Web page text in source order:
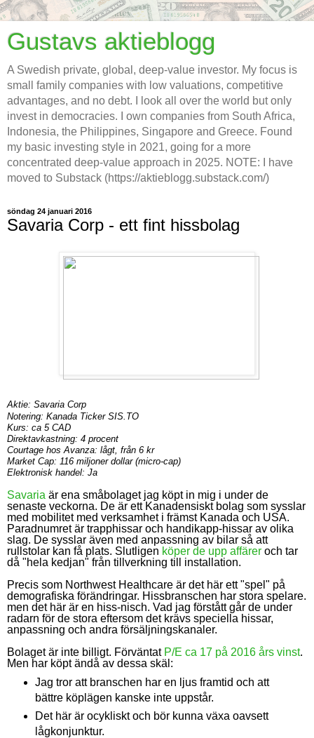
Gustavs aktieblogg
A Swedish private, global, deep-value investor. My focus is
small family companies with low valuations, competitive
advantages, and no debt. I look all over the world but only
invest in democracies. I own companies from South Africa,
Indonesia, the Philippines, Singapore and Greece. Found
my basic investing style in 2021, going for a more
concentrated deep-value approach in 2025. NOTE: I have
moved to Substack (https://aktieblogg.substack.com/)
söndag 24 januari 2016
Savaria Corp - ett fint hissbolag
Aktie: Savaria Corp
Notering: Kanada Ticker SIS.TO
Kurs: ca 5 CAD
Direktavkastning: 4 procent
Courtage hos Avanza: lågt, från 6 kr
Market Cap: 116 miljoner dollar (micro-cap)
Elektronisk handel: Ja
Savaria är ena småbolaget jag köpt in mig i under de
senaste veckorna. De är ett Kanadensiskt bolag som sysslar
med mobilitet med verksamhet i främst Kanada och USA.
Paradnumret är trapphissar och handikapp-hissar av olika
slag. De sysslar även med anpassning av bilar så att
rullstolar kan få plats. Slutligen köper de upp affärer och tar
då "hela kedjan" från tillverkning till installation.
Precis som Northwest Healthcare är det här ett "spel" på
demografiska förändringar. H issbranschen har stora spelare.
men det här är en hiss-nisch. Vad jag förstått går de under
radarn för de stora eftersom det krävs speciella hissar,
anpassning och andra försäljningskanaler.
Bolaget är inte billigt. Förväntat P/E ca 17 på 2016 års vinst.
Men har köpt ändå av dessa skäl:
Jag tror att branschen har en ljus framtid och att
bättre köplägen kanske inte uppstår.
Det här är ocykliskt och bör kunna växa oavsett
lågkonjunktur.